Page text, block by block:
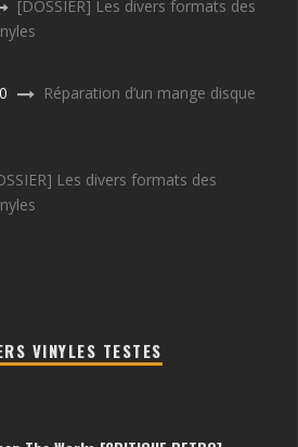
[DOSSIER] Les divers formats des
Réparation d’un mange disque
Les divers formats des
VINYLES TESTES